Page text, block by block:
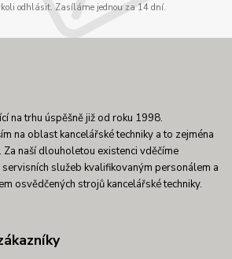
odhlásit. Zasíláme jednou za 14 dní.
na trhu úspěšně již od roku 1998.
na oblast kancelářské techniky a to zejména
naší dlouholetou existenci vděčíme
služeb kvalifikovaným personálem a
osvědčených strojů kancelářské techniky.